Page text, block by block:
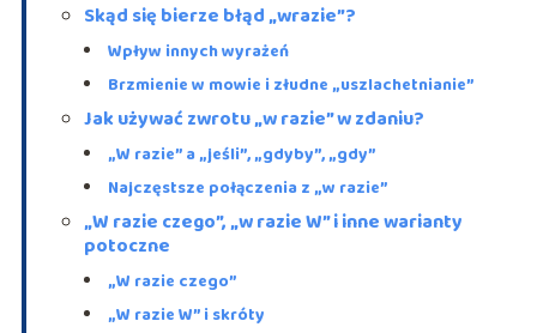
Skąd się bierze błąd „wrazie”?
Wpływ innych wyrażeń
Brzmienie w mowie i złudne „uszlachetnianie”
Jak używać zwrotu „w razie” w zdaniu?
„W razie” a „jeśli”, „gdyby”, „gdy”
Najczęstsze połączenia z „w razie”
„W razie czego”, „w razie W” i inne warianty
potoczne
„W razie czego”
„W razie W” i skróty